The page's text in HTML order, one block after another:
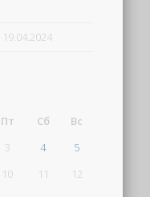
19.04.2024
Пт Сб
Вс
3 4
5
10 11
12